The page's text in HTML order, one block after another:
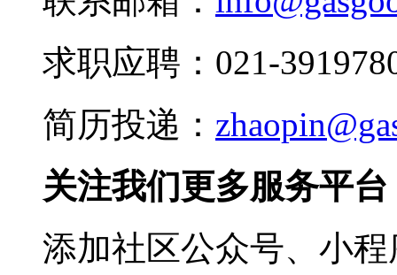
求职应聘：021-
简历投递：
关注我们更多服务平台
添加社区公众号、小